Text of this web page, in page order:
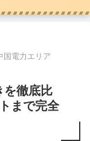
国電力エリア
を徹底比
まで完全